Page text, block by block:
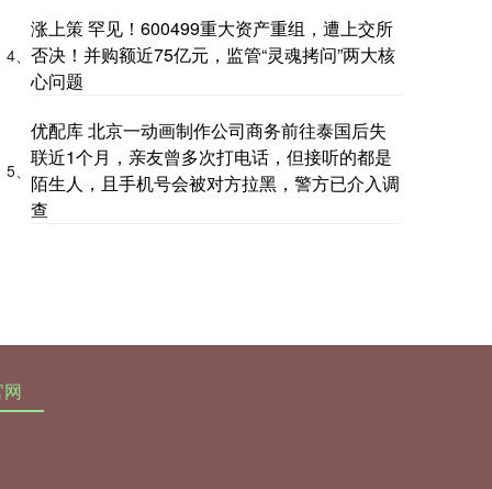
4、
涨上策 罕见！600499重大资产重组，遭上交所
否决！并购额近75亿元，监管“灵魂拷问”两大核
心问题
5、
优配库 北京一动画制作公司商务前往泰国后失
联近1个月，亲友曾多次打电话，但接听的都是
陌生人，且手机号会被对方拉黑，警方已介入调
查